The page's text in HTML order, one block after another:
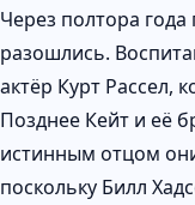
Через полтора
разошлись.
актёр Курт Рассел,
Позднее Кейт и её
истинным отцом
поскольку Билл